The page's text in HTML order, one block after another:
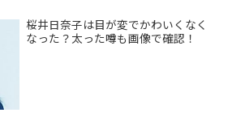
桜井日奈子は目が変でかわいくなく
なった？太った噂も画像で確認！